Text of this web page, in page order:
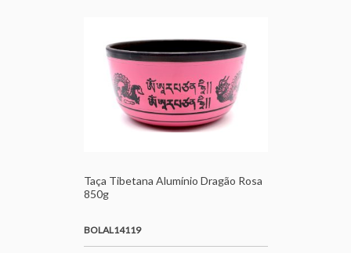
Taça Tibetana Alumínio Dragão Rosa
850g
BOLAL14119